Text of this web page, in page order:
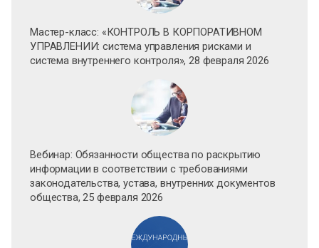
Мастер-класс: «КОНТРОЛЬ В КОРПОРАТИВНОМ
УПРАВЛЕНИИ: система управления рисками и
система внутреннего контроля», 28 февраля 2026
Вебинар: Обязанности общества по раскрытию
информации в соответствии с требованиями
законодательства, устава, внутренних документов
общества, 25 февраля 2026